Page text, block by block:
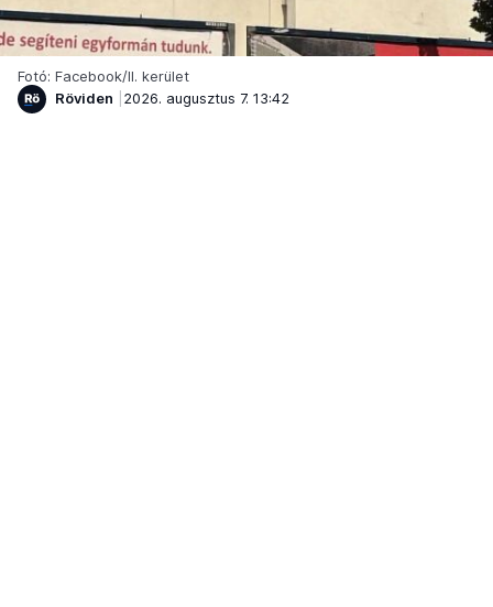
Fotó: Facebook/II. kerület
Röviden
2026. augusztus 7. 13:42